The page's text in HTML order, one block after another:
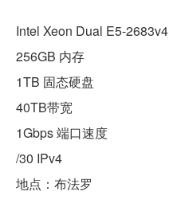
Intel Xeon Dual E5-2683v4
256GB 内存
1TB 固态硬盘
40TB带宽
1Gbps 端口速度
/30 IPv4
地点：布法罗